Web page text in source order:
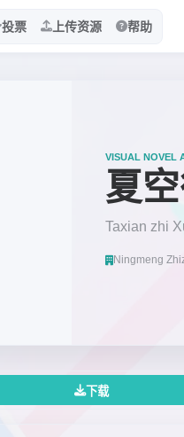
投票 上传资源 帮助
VISUAL NOVEL
夏
Taxian zhi
Ningmeng
下载